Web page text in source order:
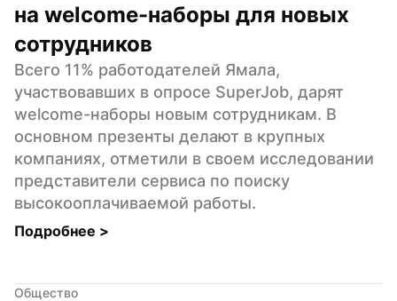
на welcome-наборы для новых
сотрудников
Всего 11% работодателей Ямала,
участвовавших в опросе SuperJob, дарят
welcome-наборы новым сотрудникам. В
основном презенты делают в крупных
компаниях, отметили в своем исследовании
представители сервиса по поиску
высокооплачиваемой работы.
Подробнее >
Общество